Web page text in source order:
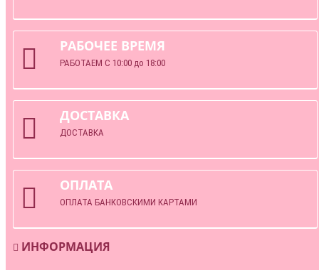
РАБОЧЕЕ ВРЕМЯ
РАБОТАЕМ С 10:00 до 18:00
ДОСТАВКА
ДОСТАВКА
ОПЛАТА
ОПЛАТА БАНКОВСКИМИ КАРТАМИ
ИНФОРМАЦИЯ